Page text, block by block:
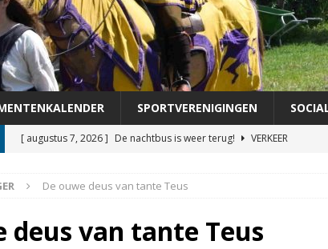
SPORTVERENIGINGEN
[ augustus 7, 2026 ] De nachtbus is weer terug!
VERKEER
[ augustus 4, 2026 ] Veer Doornenburg-Pááándere uit de vaart
[ augustus 3, 2026 ]
Helga Witjes voorgedragen als lijsttrekker
De ouwe deus van tante Teus
deus van tante Teus